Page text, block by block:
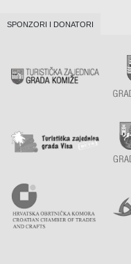
SPONZORI I DONATORI